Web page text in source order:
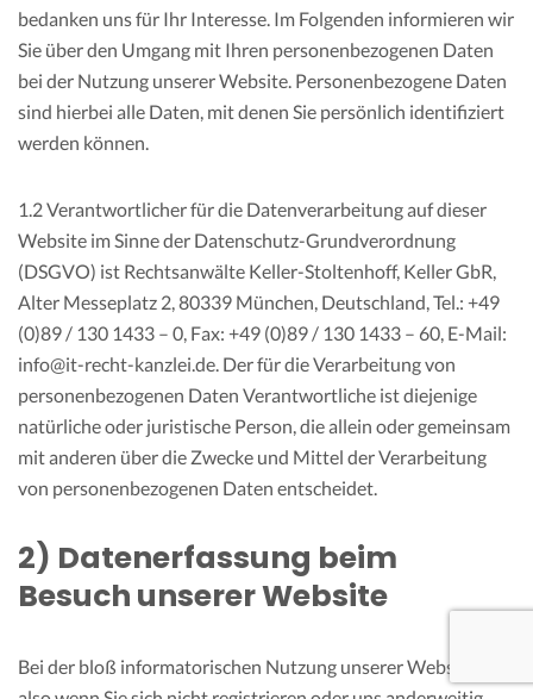
bedanken uns für Ihr Interesse. Im Folgenden informieren wir
Sie über den Umgang mit Ihren personenbezogenen Daten
bei der Nutzung unserer Website. Personenbezogene Daten
sind hierbei alle Daten, mit denen Sie persönlich identifiziert
werden können.
1.2 Verantwortlicher für die Datenverarbeitung auf dieser
Website im Sinne der Datenschutz-Grundverordnung
(DSGVO) ist Rechtsanwälte Keller-Stoltenhoff, Keller GbR,
Alter Messeplatz 2, 80339 München, Deutschland, Tel.: +49
(0)89 / 130 1433 – 0, Fax: +49 (0)89 / 130 1433 – 60, E-Mail:
info@it-recht-kanzlei.de. Der für die Verarbeitung von
personenbezogenen Daten Verantwortliche ist diejenige
natürliche oder juristische Person, die allein oder gemeinsam
mit anderen über die Zwecke und Mittel der Verarbeitung
von personenbezogenen Daten entscheidet.
2) Datenerfassung beim
Besuch unserer Website
Bei der bloß informatorischen Nutzung unserer Website,